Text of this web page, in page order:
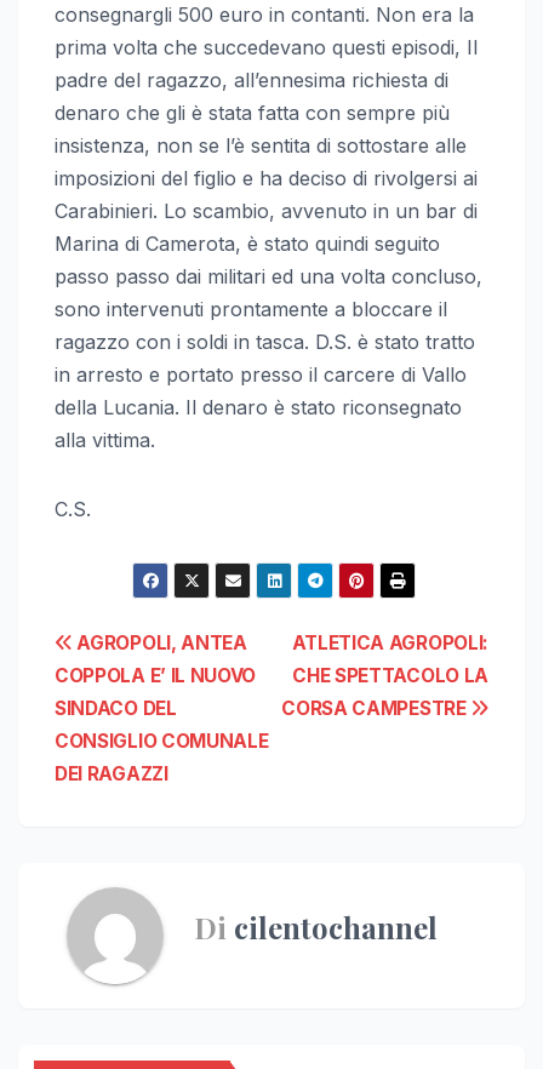
consegnargli 500 euro in contanti. Non era la
prima volta che succedevano questi episodi, Il
padre del ragazzo, all’ennesima richiesta di
denaro che gli è stata fatta con sempre più
insistenza, non se l’è sentita di sottostare alle
imposizioni del figlio e ha deciso di rivolgersi ai
Carabinieri. Lo scambio, avvenuto in un bar di
Marina di Camerota, è stato quindi seguito
passo passo dai militari ed una volta concluso,
sono intervenuti prontamente a bloccare il
ragazzo con i soldi in tasca. D.S. è stato tratto
in arresto e portato presso il carcere di Vallo
della Lucania. Il denaro è stato riconsegnato
alla vittima.
C.S.
Navigazione
articoli
ATLETICA AGROPOLI:
CHE SPETTACOLO LA
CORSA CAMPESTRE
AGROPOLI, ANTEA
COPPOLA E’ IL NUOVO
SINDACO DEL
CONSIGLIO COMUNALE
DEI RAGAZZI
Di cilentochannel